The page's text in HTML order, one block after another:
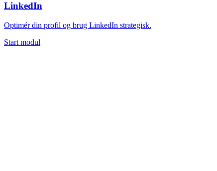
LinkedIn
Optimér din profil og brug LinkedIn strategisk.
Start modul